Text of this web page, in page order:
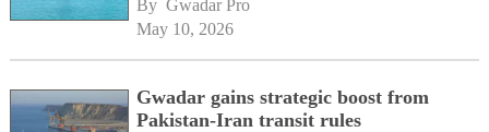
By Gwadar Pro
May 10, 2026
Gwadar gains strategic boost from
Pakistan-Iran transit rules